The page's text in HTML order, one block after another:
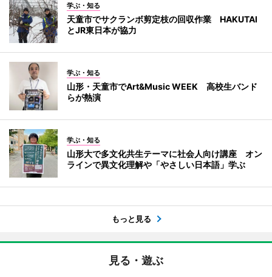
学ぶ・知る
天童市でサクランボ剪定枝の回収作業 HAKUTAI
とJR東日本が協力
学ぶ・知る
山形・天童市でArt&Music WEEK 高校生バンド
らが熱演
学ぶ・知る
山形大で多文化共生テーマに社会人向け講座 オン
ラインで異文化理解や「やさしい日本語」学ぶ
もっと見る
見る・遊ぶ